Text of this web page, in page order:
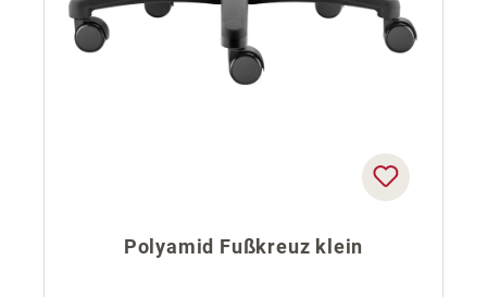
Polyamid Fußkreuz klein